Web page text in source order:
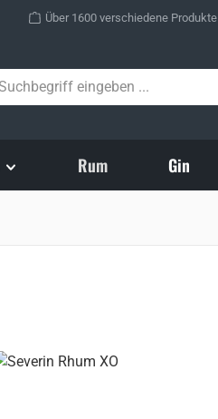
Über 1600 verschiedene Produkte
Rum Gin